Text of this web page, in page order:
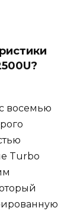
восемью
Turbo